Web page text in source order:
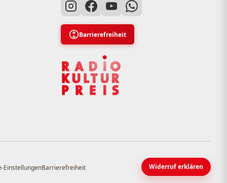
Barrierefreiheit
EinstellungenBarrierefreiheit Widerruf erklären